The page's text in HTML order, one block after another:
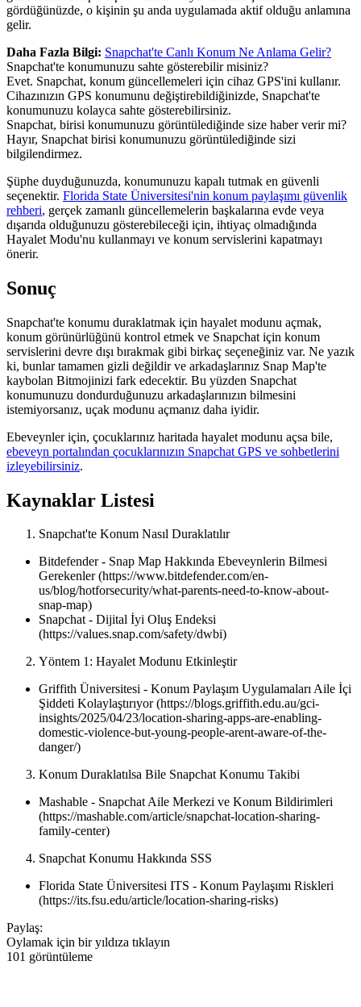
gördüğünüzde, o kişinin şu anda uygulamada aktif olduğu anlamına
gelir.
Daha Fazla Bilgi: Snapchat'te Canlı Konum Ne Anlama Gelir?
Snapchat'te konumunuzu sahte gösterebilir misiniz?
Evet. Snapchat, konum güncellemeleri için cihaz GPS'ini kullanır.
Cihazınızın GPS konumunu değiştirebildiğinizde, Snapchat'te
konumunuzu kolayca sahte gösterebilirsiniz.
Snapchat, birisi konumunuzu görüntülediğinde size haber verir mi?
Hayır, Snapchat birisi konumunuzu görüntülediğinde sizi
bilgilendirmez.
Şüphe duyduğunuzda, konumunuzu kapalı tutmak en güvenli
seçenektir. Florida State Üniversitesi'nin konum paylaşımı güvenlik
rehberi, gerçek zamanlı güncellemelerin başkalarına evde veya
dışarıda olduğunuzu gösterebileceği için, ihtiyaç olmadığında
Hayalet Modu'nu kullanmayı ve konum servislerini kapatmayı
önerir.
Sonuç
Snapchat'te konumu duraklatmak için hayalet modunu açmak,
konum görünürlüğünü kontrol etmek ve Snapchat için konum
servislerini devre dışı bırakmak gibi birkaç seçeneğiniz var. Ne yazık
ki, bunlar tamamen gizli değildir ve arkadaşlarınız Snap Map'te
kaybolan Bitmojinizi fark edecektir. Bu yüzden Snapchat
konumunuzu dondurduğunuzu arkadaşlarınızın bilmesini
istemiyorsanız, uçak modunu açmanız daha iyidir.
Ebeveynler için, çocuklarınız haritada hayalet modunu açsa bile,
ebeveyn portalından çocuklarınızın Snapchat GPS ve sohbetlerini
izleyebilirsiniz.
Kaynaklar Listesi
Snapchat'te Konum Nasıl Duraklatılır
Bitdefender - Snap Map Hakkında Ebeveynlerin Bilmesi
Gerekenler (https://www.bitdefender.com/en-
us/blog/hotforsecurity/what-parents-need-to-know-about-
snap-map)
Snapchat - Dijital İyi Oluş Endeksi
(https://values.snap.com/safety/dwbi)
Yöntem 1: Hayalet Modunu Etkinleştir
Griffith Üniversitesi - Konum Paylaşım Uygulamaları Aile İçi
Şiddeti Kolaylaştırıyor (https://blogs.griffith.edu.au/gci-
insights/2025/04/23/location-sharing-apps-are-enabling-
domestic-violence-but-young-people-arent-aware-of-the-
danger/)
Konum Duraklatılsa Bile Snapchat Konumu Takibi
Mashable - Snapchat Aile Merkezi ve Konum Bildirimleri
(https://mashable.com/article/snapchat-location-sharing-
family-center)
Snapchat Konumu Hakkında SSS
Florida State Üniversitesi ITS - Konum Paylaşımı Riskleri
(https://its.fsu.edu/article/location-sharing-risks)
Paylaş:
Oylamak için bir yıldıza tıklayın
101 görüntüleme